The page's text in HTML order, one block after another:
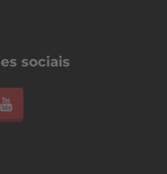
sociais